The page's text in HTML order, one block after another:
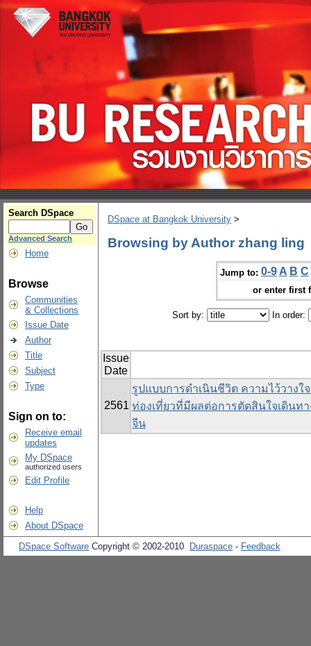
Search DSpace
Advanced Search
Home
Browse
Communities
& Collections
Issue Date
Author
Title
Subject
Type
Sign on to:
Receive email
updates
My DSpace
authorized users
Edit Profile
Help
About DSpace
DSpace at Bangkok University >
Browsing by Author zhang ling
Jump to: 0-9 A B C
or enter first
Sort by: In order:
Issue
Date
2561
รูปแบบการดำเนินชีวิต ความไว้วาง
ท่องเที่ยวที่มีผลต่อการตัดสินใจเดินท
จีน
DSpace Software Copyright © 2002-2010 Duraspace - Feedback